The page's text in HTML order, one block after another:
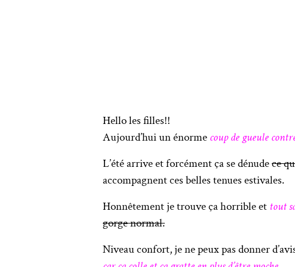
Hello les filles!!
Aujourd’hui un énorme coup de gueule
L’été arrive et forcément ça se dénudece
accompagnent ces belles tenues estivales.
Honnêtement je trouve ça horrible et tout
gorge normal.
Niveau confort, je ne peux pas donner